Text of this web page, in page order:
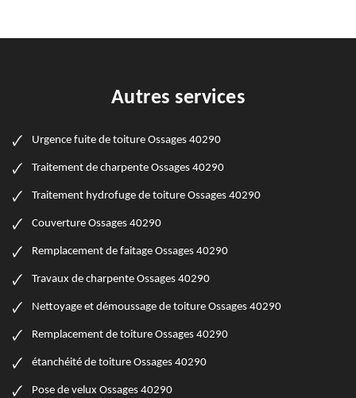
Autres services
Urgence fuite de toiture Ossages 40290
Traitement de charpente Ossages 40290
Traitement hydrofuge de toiture Ossages 40290
Couverture Ossages 40290
Remplacement de faitage Ossages 40290
Travaux de charpente Ossages 40290
Nettoyage et démoussage de toiture Ossages 40290
Remplacement de toiture Ossages 40290
étanchéité de toiture Ossages 40290
Pose de velux Ossages 40290